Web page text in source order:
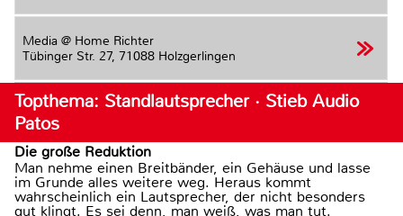
Media @ Home Richter
Tübinger Str. 27, 71088 Holzgerlingen
Topthema: Standlautsprecher · Stieb Audio
Patos
Die große Reduktion
Man nehme einen Breitbänder, ein Gehäuse und lasse
im Grunde alles weitere weg. Heraus kommt
wahrscheinlich ein Lautsprecher, der nicht besonders
gut klingt. Es sei denn, man weiß, was man tut.